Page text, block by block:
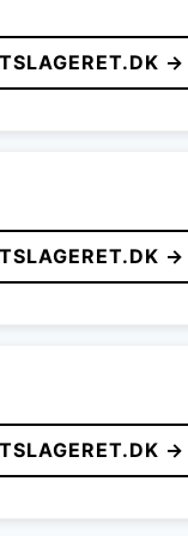
→
→
→